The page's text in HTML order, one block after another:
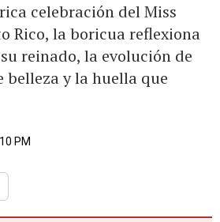
celebración del Miss
Rico, la boricua reflexiona
reinado, la evolución de
belleza y la huella que
PM